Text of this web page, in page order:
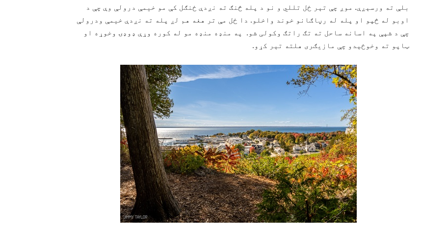
بلې ته ورسېږې. موږ چې تېر ځل تللي‌ و نو د پله څنګ ته نږدې ځنګل کې مو خیمې درولې وې چې د
اوبو له څپو او پله له رڼاګانو خوند واخلو. دا ځل مې تر هغه هم لږ پله ته نږدې خیمې ودرولې
چې د شپې په اسانه ساحل ته تګ راتګ وکولی شو. په منډه منډه مو له کوره وړې ډوډۍ وخوړه او
ټاپو ته وخوځېدو چې مازیګری هلته تېر کړو.